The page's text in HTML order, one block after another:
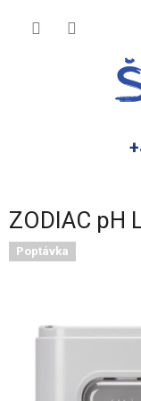
ZODIAC pH
Poptávka